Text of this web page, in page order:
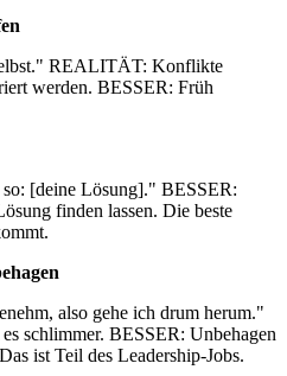
REALITÄT: Konflikte
werden. BESSER: Früh
[deine Lösung]." BESSER:
finden lassen. Die beste
also gehe ich drum herum."
schlimmer. BESSER: Unbehagen
ist Teil des Leadership-Jobs.